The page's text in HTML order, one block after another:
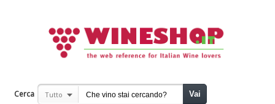
Cerca Tutto Vai